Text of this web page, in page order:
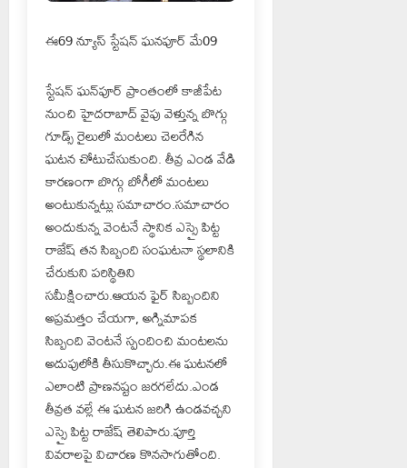
ఈ69 న్యూస్ స్టేషన్ ఘనపూర్ మే09
స్టేషన్ ఘన్‌పూర్ ప్రాంతంలో కాజీపేట
నుంచి హైదరాబాద్ వైపు వెళ్తున్న బొగ్గు
గూడ్స్ రైలులో మంటలు చెలరేగిన
ఘటన చోటుచేసుకుంది. తీవ్ర ఎండ వేడి
కారణంగా బొగ్గు బోగీలో మంటలు
అంటుకున్నట్లు సమాచారం.సమాచారం
అందుకున్న వెంటనే స్థానిక ఎస్సై పిట్ట
రాజేష్ తన సిబ్బంది సంఘటనా స్థలానికి
చేరుకుని పరిస్థితిని
సమీక్షించారు.ఆయన ఫైర్ సిబ్బందిని
అప్రమత్తం చేయగా, అగ్నిమాపక
సిబ్బంది వెంటనే స్పందించి మంటలను
అదుపులోకి తీసుకొచ్చారు.ఈ ఘటనలో
ఎలాంటి ప్రాణనష్టం జరగలేదు.ఎండ
తీవ్రత వల్లే ఈ ఘటన జరిగి ఉండవచ్చని
ఎస్సై పిట్ట రాజేష్ తెలిపారు.పూర్తి
వివరాలపై విచారణ కొనసాగుతోంది.